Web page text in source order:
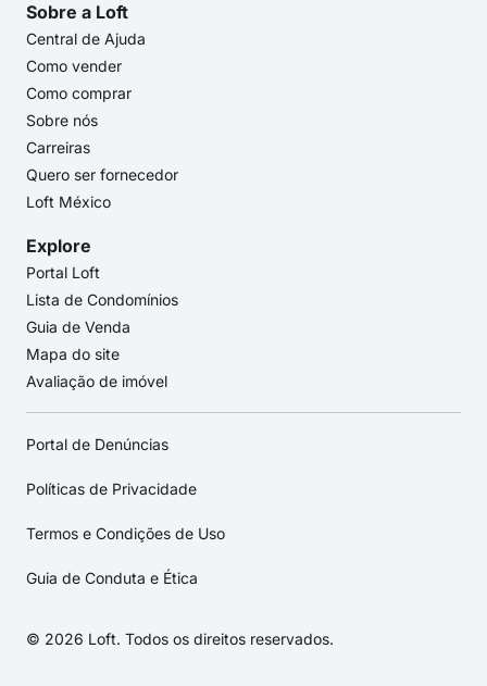
Sobre a Loft
Central de Ajuda
Como vender
Como comprar
Sobre nós
Carreiras
Quero ser fornecedor
Loft México
Explore
Portal Loft
Lista de Condomínios
Guia de Venda
Mapa do site
Avaliação de imóvel
Portal de Denúncias
Políticas de Privacidade
Termos e Condições de Uso
Guia de Conduta e Ética
© 2026 Loft. Todos os direitos reservados.